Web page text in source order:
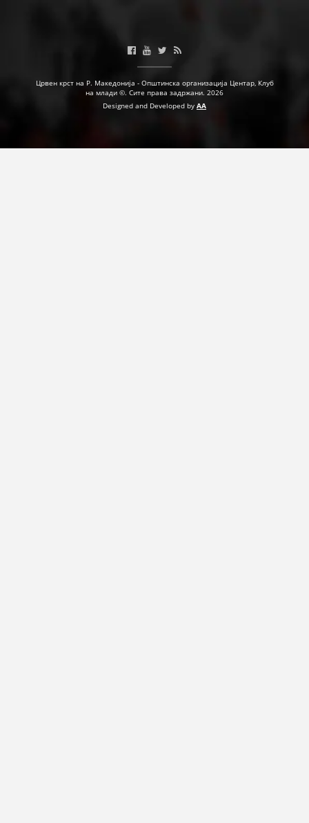
Црвен крст на Р. Македонија - Општинска организација Центар, Клуб
на млади ©. Сите права задржани. 2026
Designed and Developed by AA